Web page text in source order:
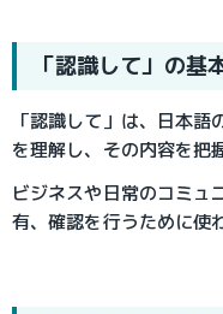
「認識して」の基
「認識して」は、日本
を理解し、その内容を把
ビジネスや日常のコミュ
有、確認を行うために使